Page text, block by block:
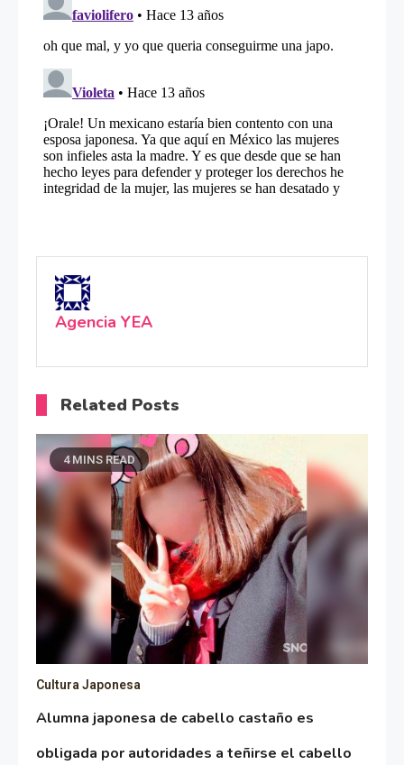
Agencia YEA
Related Posts
4 MINS READ
Cultura Japonesa
Alumna japonesa de cabello castaño es
obligada por autoridades a teñirse el cabello